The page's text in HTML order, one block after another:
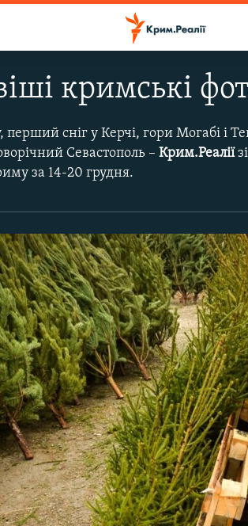
кримські
сніг у Керчі, гори Могабі і
Севастополь –Крим.Реалії
за 14-20 грудня.